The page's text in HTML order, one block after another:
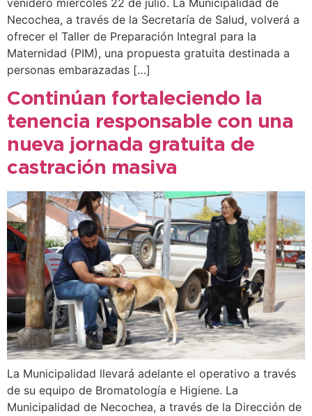
Necochea, a través de la Secretaría de Salud, volverá a
ofrecer el Taller de Preparación Integral para la
Maternidad (PIM), una propuesta gratuita destinada a
personas embarazadas […]
Continúan fortaleciendo la
tenencia responsable con una
nueva jornada gratuita de
castración masiva
La Municipalidad llevará adelante el operativo a través
de su equipo de Bromatología e Higiene. La
Municipalidad de Necochea, a través de la Dirección de